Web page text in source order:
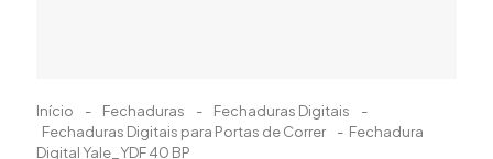
Início - Fechaduras - Fechaduras Digitais
-
Fechaduras Digitais para Portas de Correr
- Fechadura
Digital Yale_YDF 40 BP